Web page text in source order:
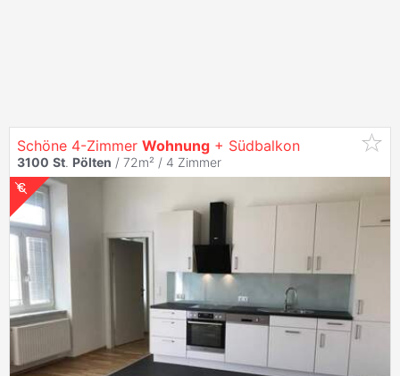
Schöne 4-Zimmer Wohnung + Südbalkon
3100 St. Pölten / 72m² / 4 Zimmer